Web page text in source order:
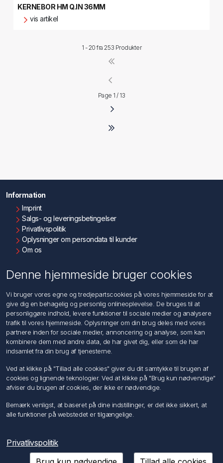
KERNEBOR HM Q.IN 36MM
vis artikel
1 - 20 fra253 Produkter
Page 1 / 13
Information
Imprint
Salgs- og leveringsbetingelser
Privatlivspolitik
Oplysninger om persondata til kunder
Om os
Søg
Min konto
Min konto
Ordrer
Adresser
Ansøg om Sælger konto
Følg os
Copyright © 2026 Förch A/S. Alle rettigheder forbeholdt.
Denne hjemmeside bruger cookies
Vi bruger vores egne og tredjepartscookies på vores hjemmeside for at
give dig en behagelig og personlig onlineoplevelse. De bruges til at
personliggøre indhold, levere funktioner til sociale medier og analysere
trafik til vores hjemmeside. Oplysninger om din brug deles med vores
partnere inden for sociale medier, annoncering og analyse, som kan
kombinere dem med andre data, de har givet dig, eller som de har
indsamlet fra din brug af tjenesterne.
Ved at klikke på "Tillad alle cookies" giver du dit samtykke til brugen af
cookies og lignende teknologier. Ved at klikke på "Brug kun nødvendige"
afviser du brugen af cookies, der ikke er nødvendige.
Bemærk venligst, at baseret på dine indstillinger, er det ikke sikkert, at
alle funktioner på webstedet er tilgængelige.
Privatlivspolitik